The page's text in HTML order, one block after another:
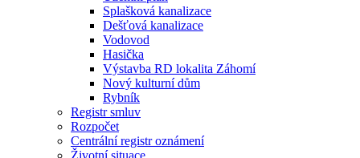
Splašková kanalizace
Dešťová kanalizace
Vodovod
Hasička
Výstavba RD lokalita Záhomí
Nový kulturní dům
Rybník
Registr smluv
Rozpočet
Centrální registr oznámení
Životní situace